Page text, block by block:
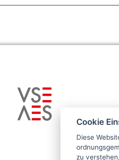
Cookie
Diese
zu